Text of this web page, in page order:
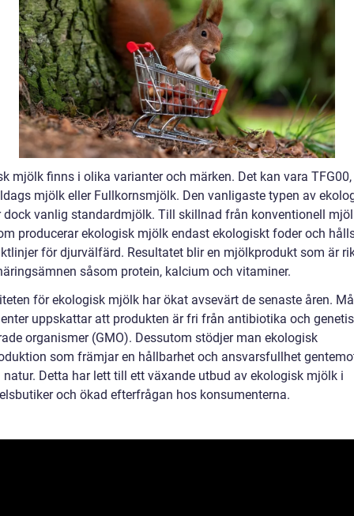
mjölk finns i olika varianter och märken. Det kan vara TFG00,
mjölk eller Fullkornsmjölk. Den vanligaste typen av
dock vanlig standardmjölk. Till skillnad från konventionell
producerar ekologisk mjölk endast ekologiskt foder och
för djurvälfärd. Resultatet blir en mjölkprodukt som är
såsom protein, kalcium och vitaminer.
för ekologisk mjölk har ökat avsevärt de senaste åren.
uppskattar att produkten är fri från antibiotika och
organismer (GMO). Dessutom stödjer man ekologisk
som främjar en hållbarhet och ansvarsfullhet
natur. Detta har lett till ett växande utbud av ekologisk mjölk i
och ökad efterfrågan hos konsumenterna.